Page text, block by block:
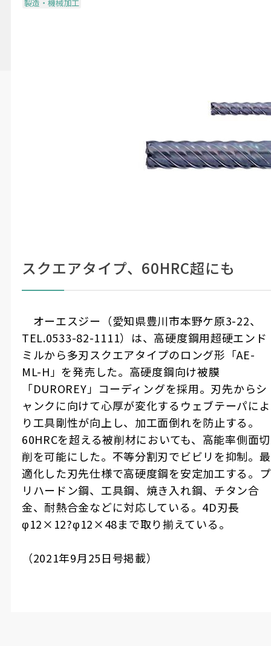
製造・機械加工
スクエアタイプ、60HRC超にも
オーエスジー（愛知県豊川市本野ケ原3-22、
TEL.0533-82-1111）は、高硬度鋼用超硬エンド
ミルから多刃スクエアタイプのロング形「AE-
ML-H」を発売した。高硬度鋼向け被膜
「DUROREY」コーディングを採用。刃先からシ
ャンクに向けて心厚が変化するウェブテーパによ
り工具剛性が向上し、加工面倒れを防止する。
60HRCを超える被削材においても、高能率側面切
削を可能にした。不等分割刃でビビリを抑制。最
適化した刃先仕様で高硬度鋼を安定加工する。プ
リハードン鋼、工具鋼、焼き入れ鋼、チタン合
金、耐熱合金などに対応している。 4D刃長
φ12×12?φ12×48まで取り揃えている。
（2021年9月25日号掲載）